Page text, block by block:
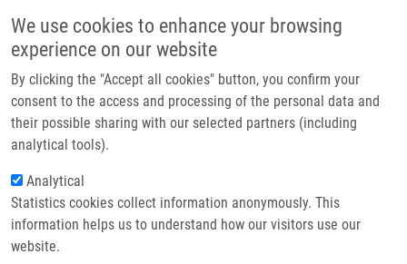
We use cookies to enhance your browsing
experience on our website
By clicking the "Accept all cookies" button, you confirm your
consent to the access and processing of the personal data and
their possible sharing with our selected partners (including
analytical tools).
Analytical
Statistics cookies collect information anonymously. This
information helps us to understand how our visitors use our
website.
Main
Domů
Partner institutions
Technologie a služby
Kontakt
Drobečková navigace
Domů
PhD Club: No One Left Behind: A High-Throughput Gateway To The Oxa-
β-Lactam Scaffold By Kaoud Salama
PhD Club: No One Left Behind: A
High-Throughput Gateway to the Oxa-
β-Lactam Scaffold by Kaoud Salama